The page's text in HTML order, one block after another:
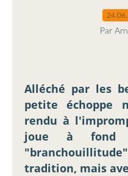
Par
Alléché par les
petite échoppe
rendu à
joue à
tradition, mais